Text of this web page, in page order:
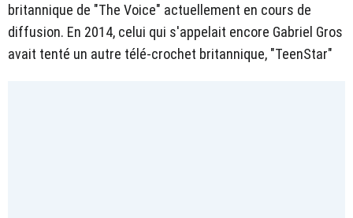
britannique de "The Voice" actuellement en cours de
diffusion. En 2014, celui qui s'appelait encore Gabriel Gros
avait tenté un autre télé-crochet britannique, "TeenStar"